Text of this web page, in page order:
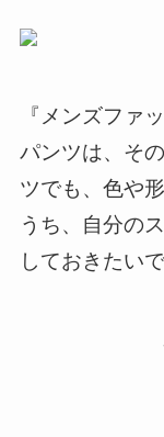
『メンズファ
パンツは、そ
ツでも、色や
うち、自分の
しておきたい